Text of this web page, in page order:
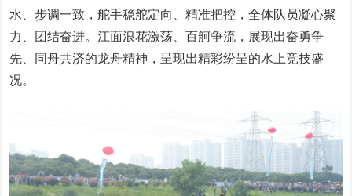
水、步调一致，舵手稳舵定向、精准把控，全体队员凝心聚
力、团结奋进。江面浪花激荡、百舸争流，展现出奋勇争
先、同舟共济的龙舟精神，呈现出精彩纷呈的水上竞技盛
况。